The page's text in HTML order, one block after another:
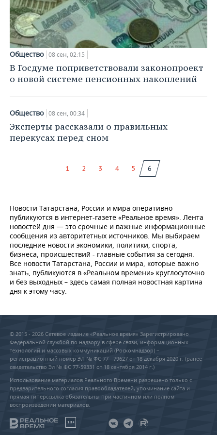
НЕФТЕХИМИЯ
НЕФТЬ
ОПК
ЭНЕРГЕТИКА
РОЗНИЧНАЯ ТОРГОВЛЯ
ТРАНСПОРТ
УСЛУГИ
НОВОСТИ ТЕХНОЛОГИЙ
IT
МЕДИА
ТЕЛЕКОММУНИКАЦИИ
МЕРОПРИЯТИЯ
НОВОСТИ МЕРОПРИЯТИЙ
ВЫЕЗДНАЯ РЕДАКЦИЯ
БИЗНЕС-БРАНЧИ
ONLINE-КОНФЕРЕНЦИИ
ОТКРЫТАЯ ЛЕКЦИЯ
СПОРТ
НОВОСТИ СПОРТА
ФУТБОЛ
ХОККЕЙ
БАСКЕТБОЛ
ВОДНЫЕ ВИДЫ СПОРТА
ХОККЕЙ С МЯЧОМ
ОБЩЕСТВО
НОВОСТИ ОБЩЕСТВА
ВЛАСТЬ
ИНФРАСТРУКТУРА
ОБРАЗОВАНИЕ
ПРОИСШЕСТВИЯ
СЮЖЕТЫ
СПРАВОЧНИК
Общество 08 сен, 02:15
В Госдуме поприветствовали законопроект
о новой системе пенсионных накоплений
Общество 08 сен, 00:34
Эксперты рассказали о правильных
перекусах перед сном
1 2 3 4 5 6
Новости Татарстана, России и мира оперативно
публикуются в интернет-газете «Реальное время». Лента
новостей дня — это срочные и важные информационные
сообщения из авторитетных источников. Мы выбираем
последние новости экономики, политики, спорта,
бизнеса, происшествий - главные события за сегодня.
Все новости Татарстана, России и мира, которые важно
знать, публикуются в «Реальном времени» круглосуточно
и без выходных – здесь самая полная новостная картина
дня к этому часу.
© 2015 - 2026 Сетевое издание «Реальное время» Зарегистрировано
Федеральной службой по надзору в сфере связи, информационных
технологий и массовых коммуникаций (Роскомнадзор) –
регистрационный номер ЭЛ № ФС 77 - 79627 от 18 декабря 2020 г. (ранее
свидетельство Эл № ФС 77-59331 от 18 сентября 2014 г.)
Использование материалов Реального Времени разрешено только с
предварительного согласия правообладателей, упоминание сайта и
прямая гиперссылка обязательны при частичном или полном
воспроизведении материалов.
18+